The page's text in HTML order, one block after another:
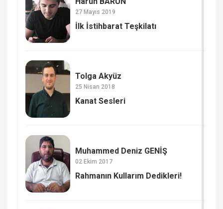
27 Mayıs 2019
İlk İstihbarat Teşkilatı
Tolga Akyüz
25 Nisan 2018
Kanat Sesleri
Muhammed Deniz GENİŞ
02 Ekim 2017
Rahmanın Kullarım Dedikleri!